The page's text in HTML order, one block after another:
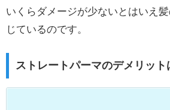
いくらダメージが少ないとはいえ
じているのです。
ストレートパーマのデメリッ